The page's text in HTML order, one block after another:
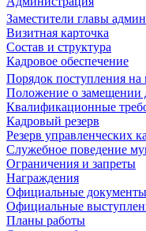
Заместители главы
Визитная карточка
Состав и структура
Кадровое обеспечение
Порядок поступления
Положение о замещении
Квалификационные
Кадровый резерв
Резерв управленческих
Служебное поведение
Ограничения и запреты
Награждения
Официальные документы
Официальные
Планы работы